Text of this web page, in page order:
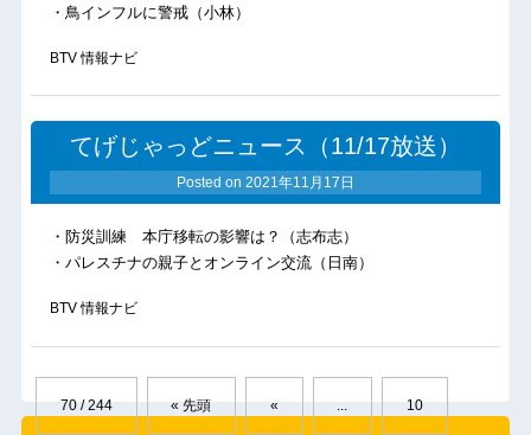
・鳥インフルに警戒（小林）
BTV 情報ナビ
てげじゃっどニュース（11/17放送）
Posted on 2021年11月17日
・防災訓練 本庁移転の影響は？（志布志）
・パレスチナの親子とオンライン交流（日南）
BTV 情報ナビ
70 / 244 « 先頭 « 10